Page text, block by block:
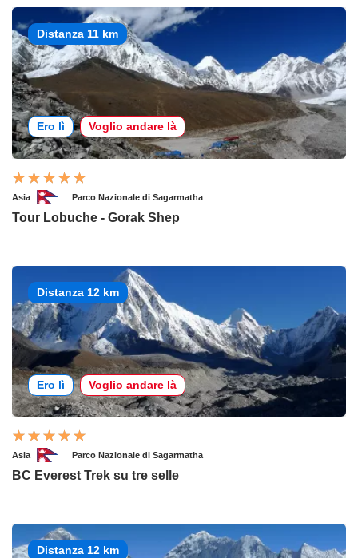
Distanza 11 km
Ero lì Voglio andare là
Asia Parco Nazionale di Sagarmatha
Tour Lobuche - Gorak Shep
Distanza 12 km
Ero lì Voglio andare là
Asia Parco Nazionale di Sagarmatha
BC Everest Trek su tre selle
Distanza 12 km